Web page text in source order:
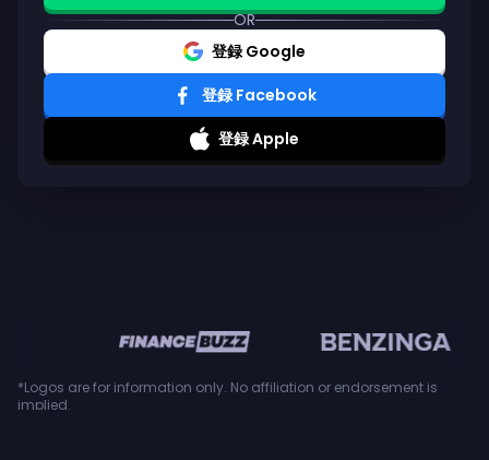
OR
登録 Google
登録 Facebook
登録 Apple
*Logos are for information only. No affiliation or endorsement is
implied.